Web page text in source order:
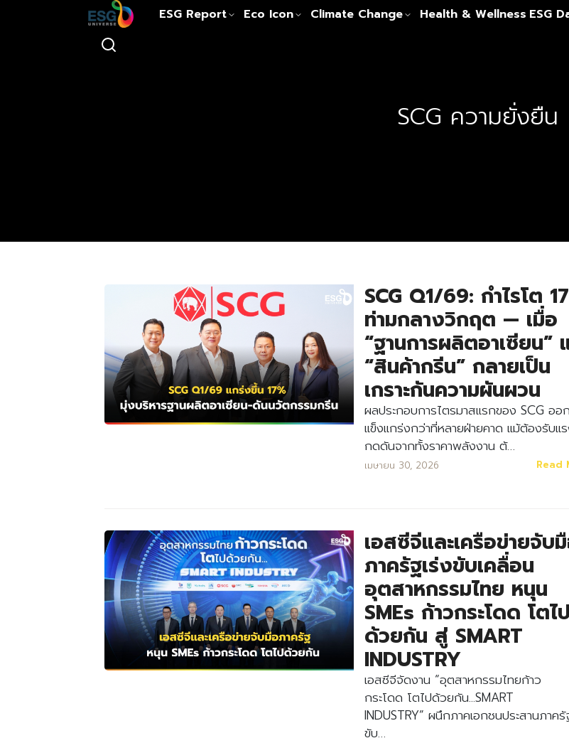
ESG Report Eco Icon Climate Change Health & Wellness ESG
SCG ความยั่งยืน
SCG Q1/69: กำไรโต
ท่ามกลางวิกฤต — เมื่อ
“ฐานการผลิตอาเซียน”
“สินค้ากรีน” กลายเป็น
เกราะกันความผันผวน
ผลประกอบการไตรมาสแรกของ SCG ออ
แข็งแกร่งกว่าที่หลายฝ่ายคาด แม้ต้องรับแ
กดดันจากทั้งราคาพลังงาน ต้…
เมษายน 30, 2026 Read
เอสซีจีและเครือข่ายจับ
ภาครัฐเร่งขับเคลื่อน
อุตสาหกรรมไทย หนุน
SMEs ก้าวกระโดด โตไป
ด้วยกัน สู่ SMART
INDUSTRY
เอสซีจีจัดงาน “อุตสาหกรรมไทยก้าว
กระโดด โตไปด้วยกัน...SMART
INDUSTRY” ผนึกภาคเอกชนประสานภาครั
ขับ…